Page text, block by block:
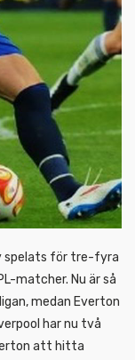
spelats för tre-fyra
matcher. Nu är så
medan Everton
har nu två
att hitta